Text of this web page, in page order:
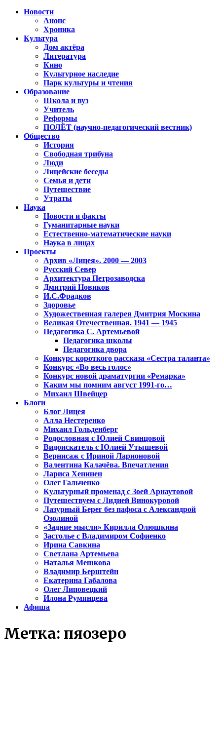
Новости
Анонс
Хроника
Культура
Дом актёра
Литература
Кино
Культурное наследие
Парк культуры и чтения
Образование
Школа и вуз
Учитель
Реформы
ПОЛЁТ (научно-педагогический вестник)
Общество
История
Свободная трибуна
Люди
Лицейские беседы
Семья и дети
Путешествие
Утраты
Наука
Новости и факты
Гуманитарные науки
Естественно-математические науки
Наука в лицах
Проекты
Архив «Лицея». 2000 — 2003
Русский Север
Архитектура Петрозаводска
Дмитрий Новиков
И.С.Фрадков
Здоровье
Художественная галерея Дмитрия Москина
Великая Отечественная. 1941 — 1945
Педагогика С. Артемьевой
Педагогика школы
Педагогика двора
Конкурс короткого рассказа «Сестра таланта»
Конкурс «Во весь голос»
Конкурс новой драматургии «Ремарка»
Каким мы помним август 1991-го…
Михаил Швейцер
Блоги
Блог Лицея
Алла Нестеренко
Михаил Гольденберг
Родословная с Юлией Свинцовой
Видоискатель с Юлией Утышевой
Вернисаж с Ириной Ларионовой
Валентина Калачёва. Впечатления
Лариса Хенинен
Олег Гальченко
Культурный променад с Зоей Арнаутовой
Путешествуем с Лидией Винокуровой
Лазурный Берег без пафоса с Александрой
Озолиной
«Задние мысли» Кирилла Олюшкина
Застолье с Владимиром Софиенко
Ирина Савкина
Светлана Артемьева
Наталья Мешкова
Владимир Берштейн
Екатерина Габалова
Олег Липовецкий
Илона Румянцева
Афиша
Метка: пяозеро